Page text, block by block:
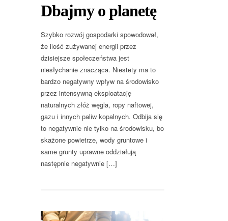
Dbajmy o planetę
Szybko rozwój gospodarki spowodował,
że ilość zużywanej energii przez
dzisiejsze społeczeństwa jest
niesłychanie znacząca. Niestety ma to
bardzo negatywny wpływ na środowisko
przez intensywną eksploatację
naturalnych złóż węgla, ropy naftowej,
gazu i innych paliw kopalnych. Odbija się
to negatywnie nie tylko na środowisku, bo
skażone powietrze, wody gruntowe i
same grunty uprawne oddziałują
następnie negatywnie […]